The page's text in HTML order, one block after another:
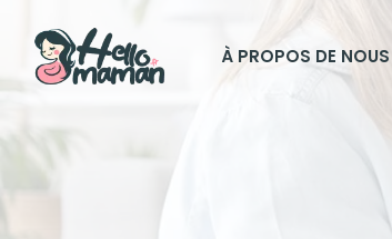
À PROPOS DE NOUS